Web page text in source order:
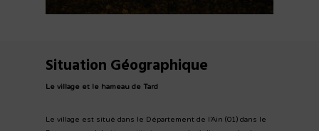
Situation Géographique
Le village et le hameau de Tard
Le village est situé dans le Département de l’Ain (01) dans le